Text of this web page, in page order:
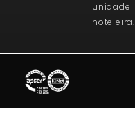
unidade
hoteleira.